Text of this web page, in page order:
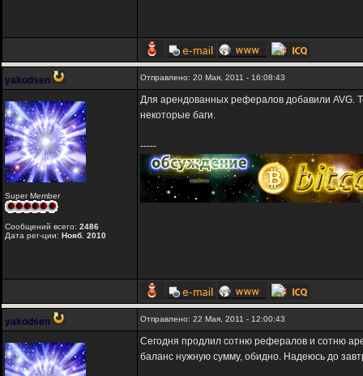
yakodsen Отправлено: 20 Мая, 2011 - 16:08:43
Super Member
Сообщений всего: 2486
Дата рег-ции: Нояб. 2010
Для арендованных рефералов добавили AVG.
некоторые баги.
-----
yakodsen Отправлено: 22 Мая, 2011 - 12:00:43
Сегодня продлил сотню рефералов и сотню
баланс нужную сумму, обидно. Надеюсь до